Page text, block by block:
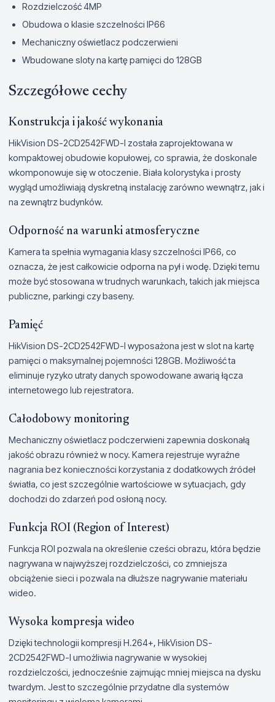
Rozdzielczość 4MP
Obudowa o klasie szczelności IP66
Mechaniczny oświetlacz podczerwieni
Wbudowane sloty na kartę pamięci do 128GB
Szczegółowe cechy
Konstrukcja i jakość wykonania
HikVision DS-2CD2542FWD-I została zaprojektowana w
kompaktowej obudowie kopułowej, co sprawia, że doskonale
wkomponowuje się w otoczenie. Biała kolorystyka i prosty
wygląd umożliwiają dyskretną instalację zarówno wewnątrz, jak i
na zewnątrz budynków.
Odporność na warunki atmosferyczne
Kamera ta spełnia wymagania klasy szczelności IP66, co
oznacza, że jest całkowicie odporna na pył i wodę. Dzięki temu
może być stosowana w trudnych warunkach, takich jak miejsca
publiczne, parkingi czy baseny.
Pamięć
HikVision DS-2CD2542FWD-I wyposażona jest w slot na kartę
pamięci o maksymalnej pojemności 128GB. Możliwość ta
eliminuje ryzyko utraty danych spowodowane awarią łącza
internetowego lub rejestratora.
Całodobowy monitoring
Mechaniczny oświetlacz podczerwieni zapewnia doskonałą
jakość obrazu również w nocy. Kamera rejestruje wyraźne
nagrania bez konieczności korzystania z dodatkowych źródeł
światła, co jest szczególnie wartościowe w sytuacjach, gdy
dochodzi do zdarzeń pod osłoną nocy.
Funkcja ROI (Region of Interest)
Funkcja ROI pozwala na określenie cześci obrazu, która będzie
nagrywana w najwyższej rozdzielczości, co zmniejsza
obciążenie sieci i pozwala na dłuższe nagrywanie materiału
wideo.
Wysoka kompresja wideo
Dzięki technologii kompresji H.264+, HikVision DS-
2CD2542FWD-I umożliwia nagrywanie w wysokiej
rozdzielczości, jednocześnie zajmując mniej miejsca na dysku
twardym. Jest to szczególnie przydatne dla systemów